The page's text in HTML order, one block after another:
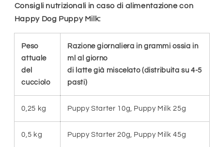
Consigli nutrizionali in caso di alimentazione con
Happy Dog Puppy Milk:
Peso
attuale
del
cucciolo
Razione giornaliera in grammi ossia in
ml al giorno
di latte già miscelato (distribuita su 4-5
pasti)
0,25 kg Puppy Starter 10g, Puppy Milk 25g
0,5 kg Puppy Starter 20g, Puppy Milk 45g